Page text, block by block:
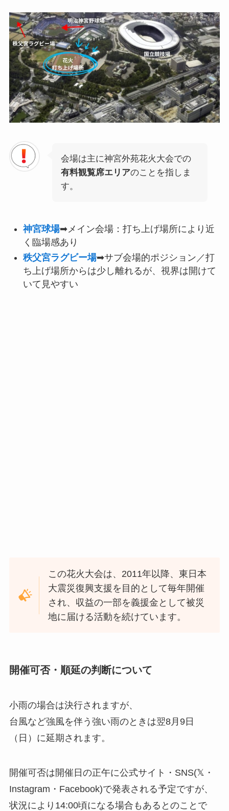
会場は主に神宮外苑花火大会での
有料観覧席エリアのことを指しま
す。
神宮球場➡メイン会場：打ち上げ場所により近
く臨場感あり
秩父宮ラグビー場➡サブ会場的ポジション／打
ち上げ場所からは少し離れるが、視界は開けて
いて見やすい
この花火大会は、2011年以降、東日本
大震災復興支援を目的として毎年開催
され、収益の一部を義援金として被災
地に届ける活動を続けています。
開催可否・順延の判断について
小雨の場合は決行されますが、
台風など強風を伴う強い雨のときは翌8月9日
（日）に延期されます。
開催可否は開催日の正午に公式サイト・SNS(𝕏・
Instagram・Facebook)で発表される予定ですが、
状況により14:00頃になる場合もあるとのことで